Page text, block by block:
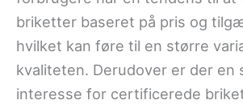
briketter baseret på pris og
hvilket kan føre til en større
kvaliteten. Derudover er der en
interesse for certificerede